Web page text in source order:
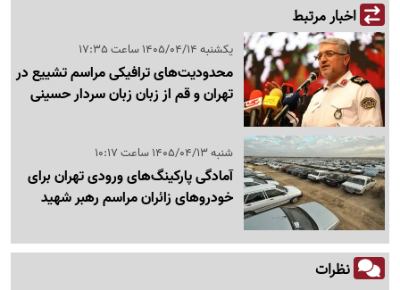
اخبار مرتبط
یکشنبه 1405/04/14 ساعت 17:35
محدودیت‌های ترافیکی مراسم تشییع در
تهران و قم از زبان زبان سردار حسینی
شنبه 1405/04/13 ساعت 10:17
آمادگی پارکینگ‌های ورودی تهران برای
خودروهای زائران مراسم رهبر شهید
نظرات